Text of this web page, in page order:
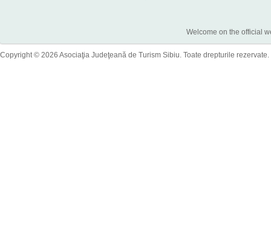
Welcome on the official
Copyright © 2026 Asociaţia Judeţeană de Turism Sibiu. Toate drepturile rezervate.